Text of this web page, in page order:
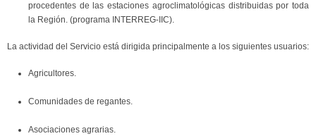
procedentes de las estaciones agroclimatológicas distribuidas por toda
la Región. (programa INTERREG-IIC).
La actividad del Servicio está dirigida principalmente a los siguientes usuarios:
Agricultores.
Comunidades de regantes.
Asociaciones agrarias.